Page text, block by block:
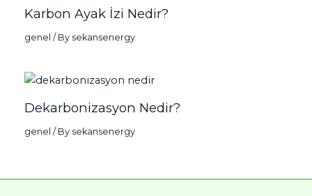
Karbon Ayak İzi Nedir?
genel / By sekansenergy
Dekarbonizasyon Nedir?
genel / By sekansenergy